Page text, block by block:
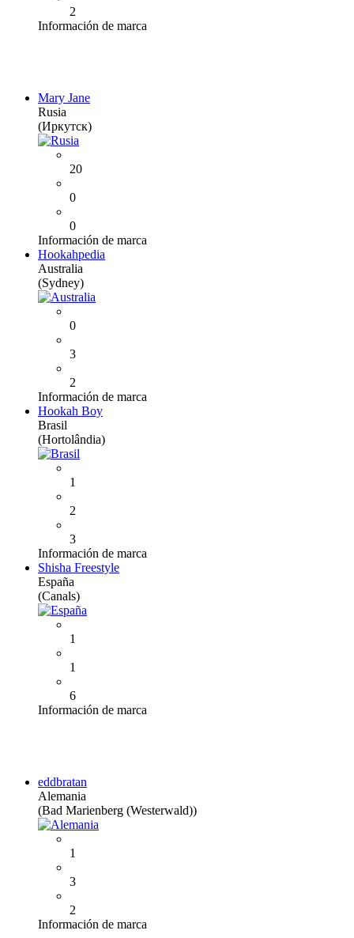
2
Información de marca
Mary Jane
Rusia
(Иркутск)
20
0
0
Información de marca
Hookahpedia
Australia
(Sydney)
0
3
2
Información de marca
Hookah Boy
Brasil
(Hortolândia)
1
2
3
Información de marca
Shisha Freestyle
España
(Canals)
1
1
6
Información de marca
eddbratan
Alemania
(Bad Marienberg (Westerwald))
1
3
2
Información de marca